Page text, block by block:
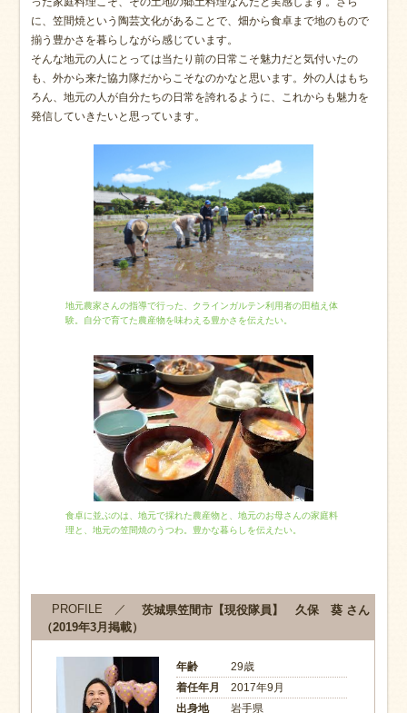
に、笠間焼という陶芸文化があることで、畑から食卓まで地のもので
揃う豊かさを暮らしながら感じています。
そんな地元の人にとっては当たり前の日常こそ魅力だと気付いたの
も、外から来た協力隊だからこそなのかなと思います。外の人はもち
ろん、地元の人が自分たちの日常を誇れるように、これからも魅力を
発信していきたいと思っています。
地元農家さんの指導で行った、クラインガルテン利用者の田植え体
験。自分で育てた農産物を味わえる豊かさを伝えたい。
食卓に並ぶのは、地元で採れた農産物と、地元のお母さんの家庭料
理と、地元の笠間焼のうつわ。豊かな暮らしを伝えたい。
PROFILE ／茨城県笠間市【現役隊員】 久保 葵 さん
（2019年3月掲載）
年齢
29歳
着任年月
2017年9月
出身地
岩手県